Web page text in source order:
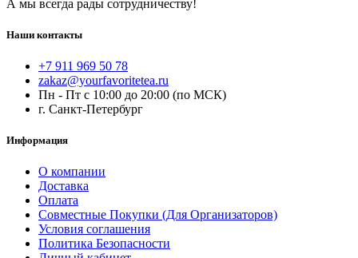
А мы всегда рады сотрудничеству!
Наши контакты
+7 911 969 50 78
zakaz@yourfavoritetea.ru
Пн - Пт с 10:00 до 20:00 (по МСК)
г. Санкт-Петербург
Информация
О компании
Доставка
Оплата
Совместные Покупки (Для Организаторов)
Условия соглашения
Политика Безопасности